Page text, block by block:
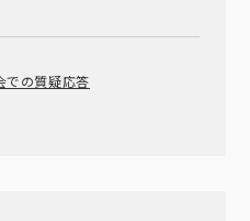
での質疑応答